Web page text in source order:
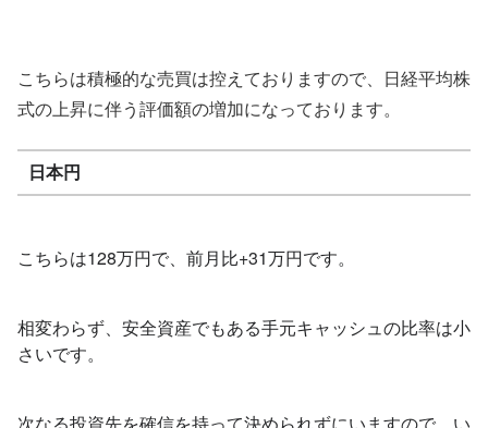
こちらは積極的な売買は控えておりますので、日経平均株
式の上昇に伴う評価額の増加になっております。
日本円
こちらは128万円で、前月比+31万円です。
相変わらず、安全資産でもある手元キャッシュの比率は小
さいです。
次なる投資先を確信を持って決められずにいますので、い